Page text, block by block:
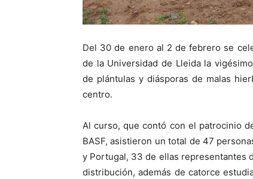
Del 30 de enero al 2 de febrero se
de la Universidad de Lleida la
de plántulas y diásporas de malas
centro.
Al curso, que contó con el patrocinio
BASF, asistieron un total de 47
y Portugal, 33 de ellas representantes
distribución, además de catorce